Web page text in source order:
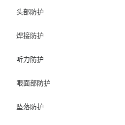
头部防护
焊接防护
听力防护
眼面部防护
坠落防护